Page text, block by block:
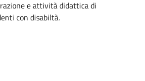
e attività didattica di
con disabiltà.